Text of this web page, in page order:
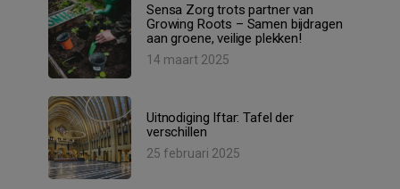
Sensa Zorg trots partner van
Growing Roots – Samen bijdragen
aan groene, veilige plekken!
14 maart 2025
Uitnodiging Iftar: Tafel der
verschillen
25 februari 2025